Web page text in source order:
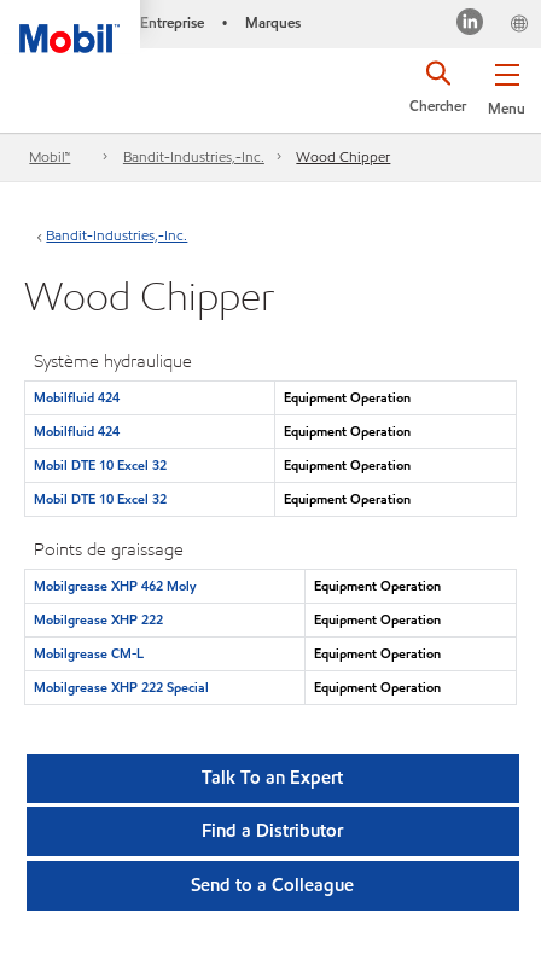
Entreprise • Marques
Menu
Chercher
Mobil™ Bandit-Industries,-Inc. Wood Chipper
Bandit-Industries,-Inc.
Wood Chipper
Système hydraulique
Mobilfluid 424
Equipment Operation
Mobilfluid 424
Equipment Operation
Mobil DTE 10 Excel 32
Equipment Operation
Mobil DTE 10 Excel 32
Equipment Operation
Points de graissage
Mobilgrease XHP 462 Moly
Equipment Operation
Mobilgrease XHP 222
Equipment Operation
Mobilgrease CM-L
Equipment Operation
Mobilgrease XHP 222 Special
Equipment Operation
Talk To an Expert
Find a Distributor
Send to a Colleague